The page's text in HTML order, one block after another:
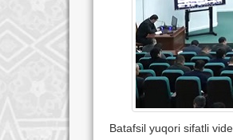
Batafsil yuqori sifatli